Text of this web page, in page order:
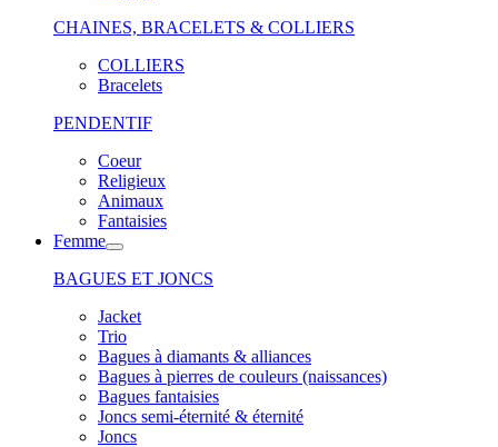
CHAINES, BRACELETS & COLLIERS
COLLIERS
Bracelets
PENDENTIF
Coeur
Religieux
Animaux
Fantaisies
Femme
BAGUES ET JONCS
Jacket
Trio
Bagues à diamants & alliances
Bagues à pierres de couleurs (naissances)
Bagues fantaisies
Joncs semi-éternité & éternité
Joncs